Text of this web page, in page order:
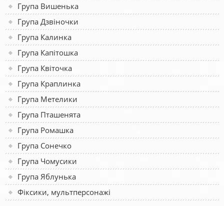
Група Вишенька
Група Дзвіночки
Група Калинка
Група Капітошка
Група Квіточка
Група Краплинка
Група Метелики
Група Пташенята
Група Ромашка
Група Сонечко
Група Чомусики
Група Яблунька
Фіксики, мультперсонажі